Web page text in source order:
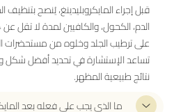
قبل إجراء المايكروبليدينغ، يُنصح
على ترطيب الجلد وخلوه من مستحضرات
تساعد الإستشارة في تحديد أفضل شكل
نتائج طبيعية المظهر.
ما الذي يجب علي فعله بعد